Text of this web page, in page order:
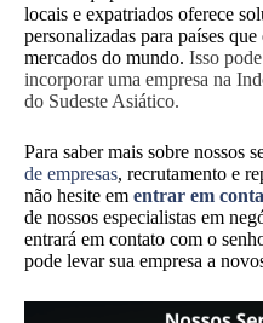
locais e expatriados oferece
personalizadas para países
mercados do mundo. Isso
incorporar uma empresa na
do Sudeste Asiático.
Para saber mais sobre nossos
de empresas, recrutamento e
não hesite em entrar em
de nossos especialistas em
entrará em contato com o
pode levar sua empresa a